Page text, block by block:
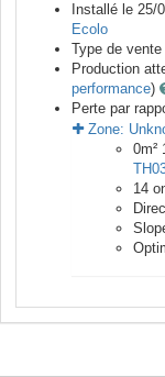
Installé le 25/
Ecolo
Type de vente
Production
performance)
Perte par
Zone:
0m²
14